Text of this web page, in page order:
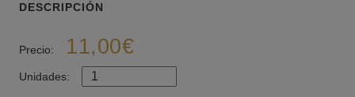
DESCRIPCIÓN
Precio: 11,00€
Unidades: